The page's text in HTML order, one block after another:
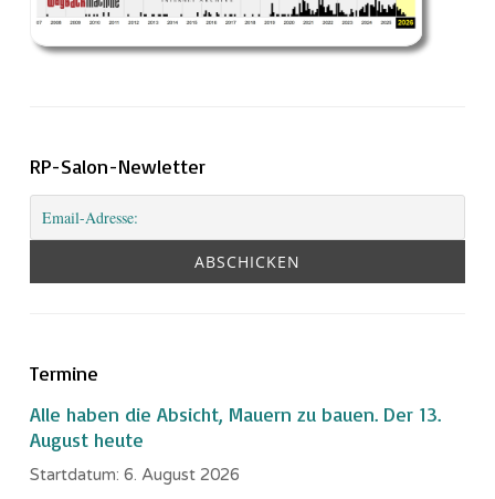
RP-Salon-Newletter
Termine
Alle haben die Absicht, Mauern zu bauen. Der 13.
August heute
Startdatum: 6. August 2026